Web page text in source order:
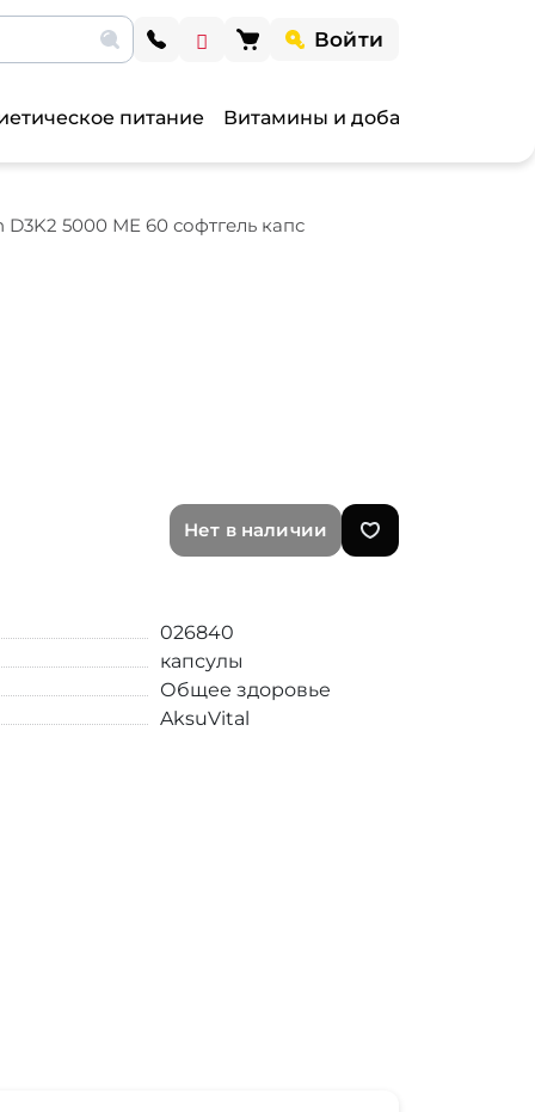
Войти
питание Витамины и добавки
5000 МЕ 60 софтгель капс
Нет в наличии
026840
капсулы
Общее здоровье
AksuVital